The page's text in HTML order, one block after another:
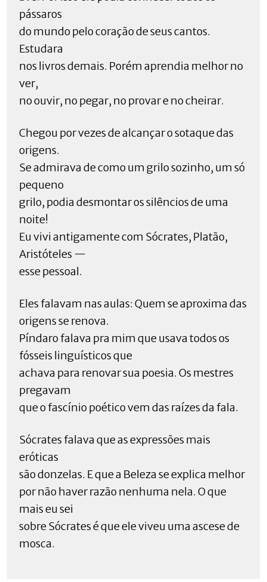
pássaros
do mundo pelo coração de seus cantos.
Estudara
nos livros demais. Porém aprendia melhor no
ver,
no ouvir, no pegar, no provar e no cheirar.
Chegou por vezes de alcançar o sotaque das
origens.
Se admirava de como um grilo sozinho, um só
pequeno
grilo, podia desmontar os silêncios de uma
noite!
Eu vivi antigamente com Sócrates, Platão,
Aristóteles —
esse pessoal.
Eles falavam nas aulas: Quem se aproxima das
origens se renova.
Píndaro falava pra mim que usava todos os
fósseis linguísticos que
achava para renovar sua poesia. Os mestres
pregavam
que o fascínio poético vem das raízes da fala.
Sócrates falava que as expressões mais
eróticas
são donzelas. E que a Beleza se explica melhor
por não haver razão nenhuma nela. O que
mais eu sei
sobre Sócrates é que ele viveu uma ascese de
mosca.